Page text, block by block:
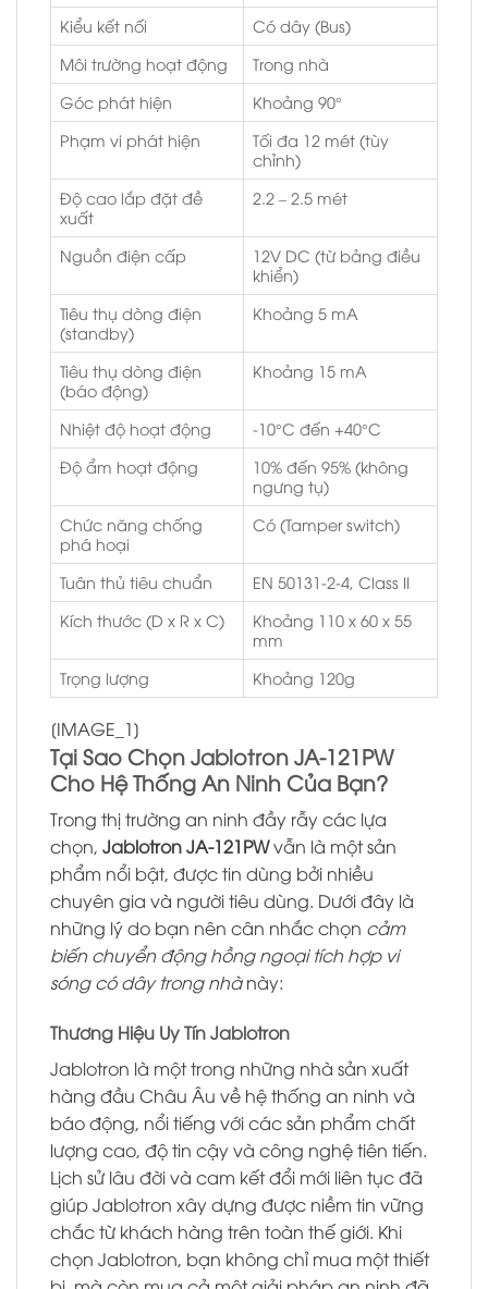
Kiểu kết nối
Có dây (Bus)
Môi trường hoạt động
Trong nhà
Góc phát hiện
Khoảng 90°
Phạm vi phát hiện
Tối đa 12 mét (tùy
chỉnh)
Độ cao lắp đặt đề
xuất
2.2 – 2.5 mét
Nguồn điện cấp
12V DC (từ bảng điều
khiển)
Tiêu thụ dòng điện
(standby)
Khoảng 5 mA
Tiêu thụ dòng điện
(báo động)
Khoảng 15 mA
Nhiệt độ hoạt động
-10°C đến +40°C
Độ ẩm hoạt động
10% đến 95% (không
ngưng tụ)
Chức năng chống
phá hoại
Có (Tamper switch)
Tuân thủ tiêu chuẩn
EN 50131-2-4, Class II
Kích thước (D x R x C)
Khoảng 110 x 60 x 55
mm
Trọng lượng
Khoảng 120g
[IMAGE_1]
Tại Sao Chọn Jablotron JA-121PW
Cho Hệ Thống An Ninh Của Bạn?
Trong thị trường an ninh đầy rẫy các lựa
chọn, Jablotron JA-121PWvẫn là một sản
phẩm nổi bật, được tin dùng bởi nhiều
chuyên gia và người tiêu dùng. Dưới đây là
những lý do bạn nên cân nhắc chọn cảm
biến chuyển động hồng ngoại tích hợp vi
sóng có dây trong nhànày:
Thương Hiệu Uy Tín Jablotron
Jablotron là một trong những nhà sản xuất
hàng đầu Châu Âu về hệ thống an ninh và
báo động, nổi tiếng với các sản phẩm chất
lượng cao, độ tin cậy và công nghệ tiên tiến.
Lịch sử lâu đời và cam kết đổi mới liên tục đã
giúp Jablotron xây dựng được niềm tin vững
chắc từ khách hàng trên toàn thế giới. Khi
chọn Jablotron, bạn không chỉ mua một thiết